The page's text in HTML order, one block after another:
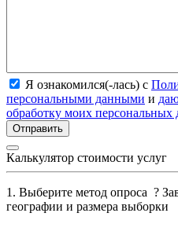
Я ознакомился(-лась) с
персональными данными и
обработку моих персональных
Калькулятор стоимости услуг
1. Выберите метод опроса ?
географии и размера выборки